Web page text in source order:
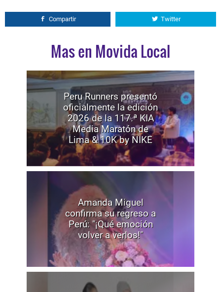
Compartir Twitter
Mas en Movida Local
Peru Runners presentó
oficialmente la edición
2026 de la 117.ª KIA
Media Maratón de
Lima & 10K by NIKE
Amanda Miguel
confirma su regreso a
Perú: "¡Qué emoción
volver a verlos!"